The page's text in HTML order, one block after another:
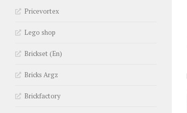
Pricevortex
Lego shop
Brickset (En)
Bricks Argz
Brickfactory